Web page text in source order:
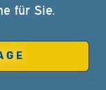
für Sie.